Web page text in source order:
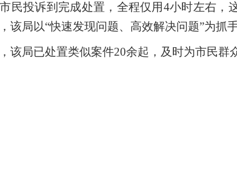
民投诉到完成处置，全程仅用4小时左右，
该局以“快速发现问题、高效解决问题”为抓
该局已处置类似案件20余起，及时为市民群